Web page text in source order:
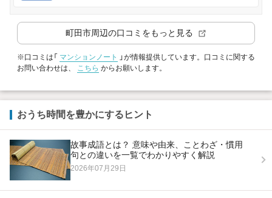
町田市周辺の口コミをもっと見る
※口コミは「 マンションノート
」が情報提供しています。口コミに関する
お問い合わせは、 こちら からお願いします。
おうち時間を豊かにするヒント
故事成語とは？ 意味や由来、ことわざ・慣用
句との違いを一覧でわかりやすく解説
2026年07月29日